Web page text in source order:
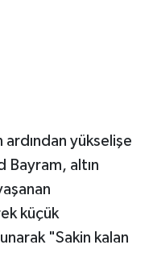
ardından yükselişe
altın
küçük
"Sakin kalan